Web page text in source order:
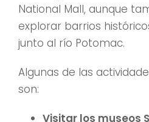
National Mall, aunque
explorar barrios
junto al río Potomac.
Algunas de las
son:
Visitar los museos